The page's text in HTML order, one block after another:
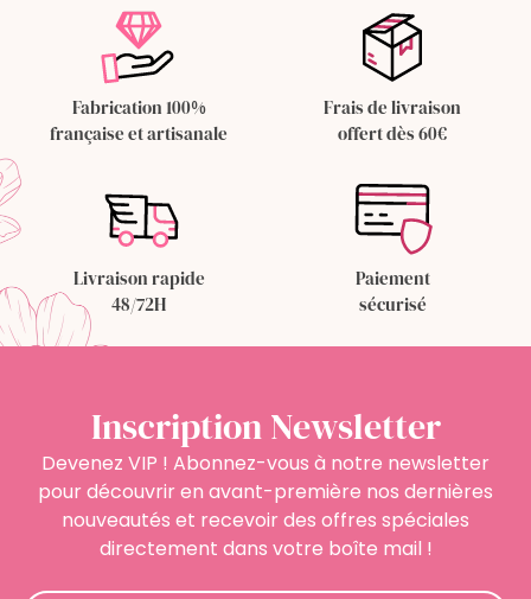
Fabrication 100%
française et artisanale
Frais de livraison
offert dès 60€
Livraison rapide
48/72H
Paiement
sécurisé
Inscription Newsletter
Devenez VIP ! Abonnez-vous à notre newsletter
pour découvrir en avant-première nos dernières
nouveautés et recevoir des offres spéciales
directement dans votre boîte mail !